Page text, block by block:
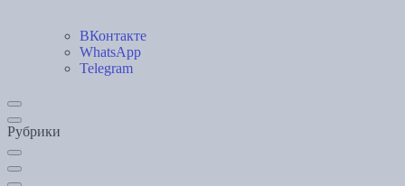
ВКонтакте
WhatsApp
Telegram
Рубрики